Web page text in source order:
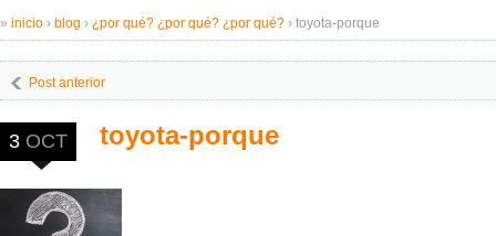
» inicio › blog › ¿por qué? ¿por qué? ¿por qué? › toyota-porque
Post anterior
toyota-porque
3 OCT